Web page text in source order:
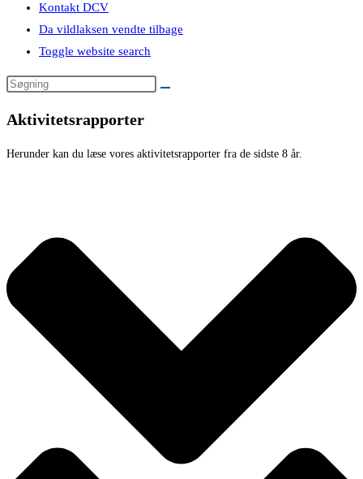
Kontakt DCV
Da vildlaksen vendte tilbage
Toggle website search
Aktivitetsrapporter
Herunder kan du læse vores aktivitetsrapporter fra de sidste 8 år.